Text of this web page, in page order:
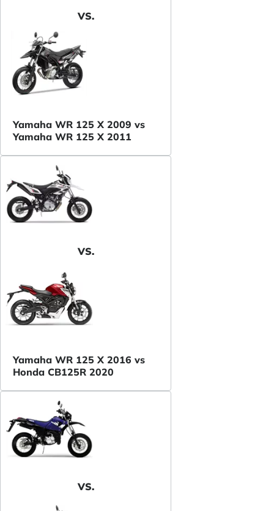
VS.
Yamaha WR 125 X 2009 vs
Yamaha WR 125 X 2011
VS.
Yamaha WR 125 X 2016 vs
Honda CB125R 2020
VS.